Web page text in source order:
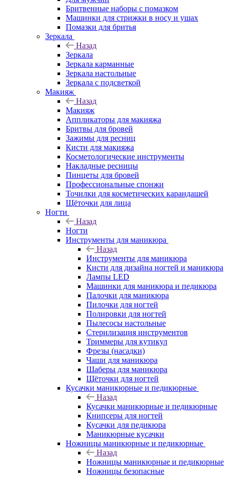
Бритвенные наборы с помазком
Машинки для стрижки в носу и ушах
Помазки для бритья
Зеркала
Назад
Зеркала
Зеркала карманные
Зеркала настольные
Зеркала с подсветкой
Макияж
Назад
Макияж
Аппликаторы для макияжа
Бритвы для бровей
Зажимы для ресниц
Кисти для макияжа
Косметологические инструменты
Накладные ресницы
Пинцеты для бровей
Профессиональные спонжи
Точилки для косметических карандашей
Щёточки для лица
Ногти
Назад
Ногти
Инструменты для маникюра
Назад
Инструменты для маникюра
Кисти для дизайна ногтей и маникюра
Лампы LED
Машинки для маникюра и педикюра
Палочки для маникюра
Пилочки для ногтей
Полировки для ногтей
Пылесосы настольные
Стерилизация инструментов
Триммеры для кутикул
Фрезы (насадки)
Чаши для маникюра
Шаберы для маникюра
Щёточки для ногтей
Кусачки маникюрные и педикюрные
Назад
Кусачки маникюрные и педикюрные
Книпсеры для ногтей
Кусачки для педикюра
Маникюрные кусачки
Ножницы маникюрные и педикюрные
Назад
Ножницы маникюрные и педикюрные
Ножницы безопасные